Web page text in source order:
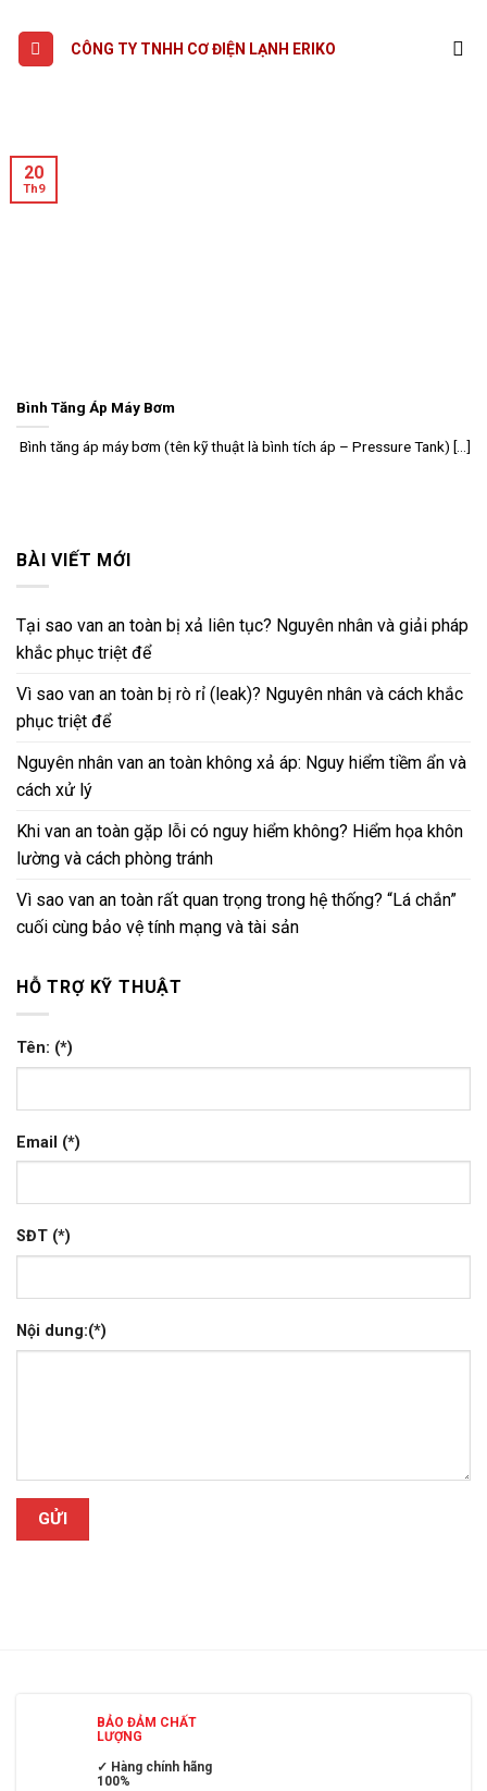
content
CÔNG TY TNHH CƠ ĐIỆN LẠNH ERIKO
Bình Tăng Áp Máy Bơm
Bình tăng áp máy bơm (tên kỹ thuật là bình tích áp – Pressure Tank) [...]
20
Th9
BÀI VIẾT MỚI
Tại sao van an toàn bị xả liên tục? Nguyên nhân và giải pháp
khắc phục triệt để
Vì sao van an toàn bị rò rỉ (leak)? Nguyên nhân và cách khắc
phục triệt để
Nguyên nhân van an toàn không xả áp: Nguy hiểm tiềm ẩn và
cách xử lý
Khi van an toàn gặp lỗi có nguy hiểm không? Hiểm họa khôn
lường và cách phòng tránh
Vì sao van an toàn rất quan trọng trong hệ thống? “Lá chắn”
cuối cùng bảo vệ tính mạng và tài sản
HỖ TRỢ KỸ THUẬT
Tên: (*)
Email (*)
SĐT (*)
Nội dung:(*)
BẢO ĐẢM CHẤT
LƯỢNG
✓ Hàng chính hãng
100%